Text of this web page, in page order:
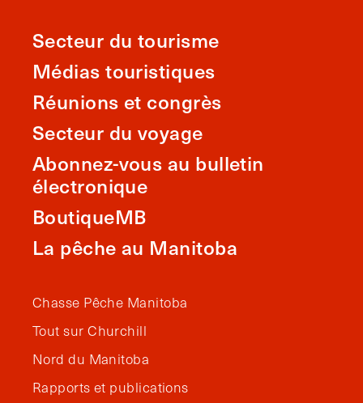
Secteur du tourisme
Médias touristiques
Réunions et congrès
Secteur du voyage
Abonnez-vous au bulletin
électronique
BoutiqueMB
La pêche au Manitoba
Chasse Pêche Manitoba
Tout sur Churchill
Nord du Manitoba
Rapports et publications